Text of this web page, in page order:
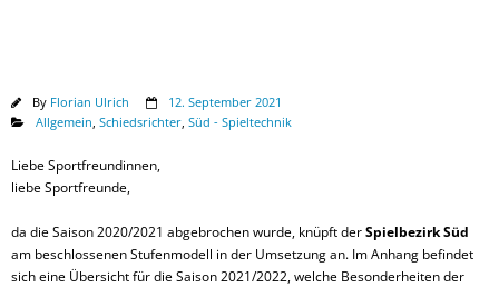
By Florian Ulrich
12. September 2021
Allgemein Schiedsrichter Süd - Spieltechnik
Liebe Sportfreundinnen,
liebe Sportfreunde,
da die Saison 2020/2021 abgebrochen wurde, knüpft derSpielbezirk Süd
am beschlossenen Stufenmodell in der Umsetzung an. Im Anhang befindet
sich eine Übersicht für die Saison 2021/2022, welche Besonderheiten der